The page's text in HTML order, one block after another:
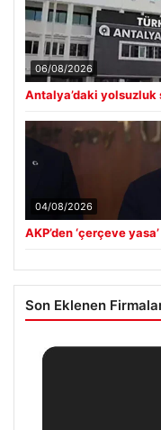
06/08/2026
Antalya’daki yolsuzluk
04/08/2026
AKP’den ‘çerçeve
Son Eklenen